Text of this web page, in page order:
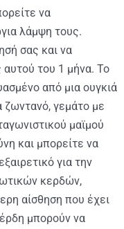
να
λάμψη τους.
σας και να
αυτού του 1 μήνα. Το
από μια ουγκιά
ζωντανό, γεμάτο με
μαϊμού
και μπορείτε να
για την
κερδών,
αίσθηση που έχει
μπορούν να